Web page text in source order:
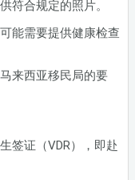
合规定的照片。
能需要提供健康检查
来西亚移民局的要
证（VDR），即赴